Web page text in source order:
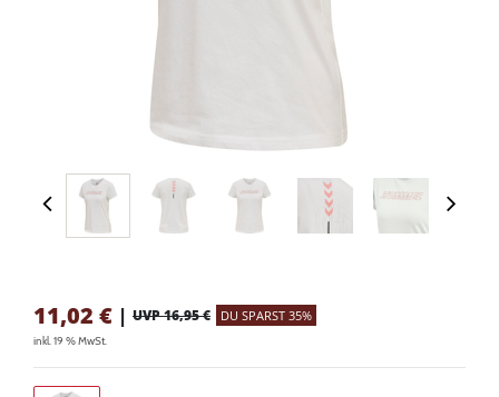
11,02 € | UVP 16,95 € DU SPARST 35%
inkl. 19 % MwSt.